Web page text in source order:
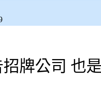
牌公司 也